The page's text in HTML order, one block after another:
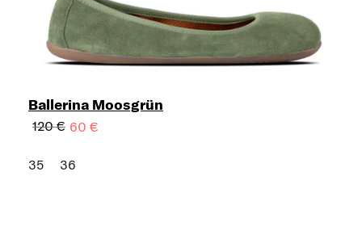
Ballerina Moosgrün
120 € 60 €
35 36